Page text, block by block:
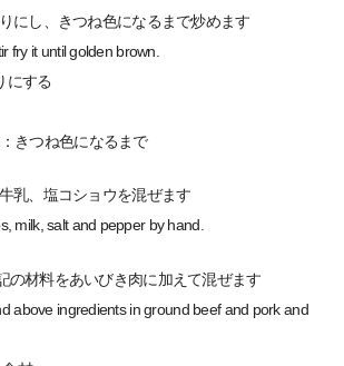
にし、きつね色になるまで炒めます
fry it until golden brown.
にする
きつね色になるまで
乳、塩コショウを混ぜます
milk, salt and pepper by hand.
材料をあいびき肉に加えて混ぜます
above ingredients in ground beef and pork and